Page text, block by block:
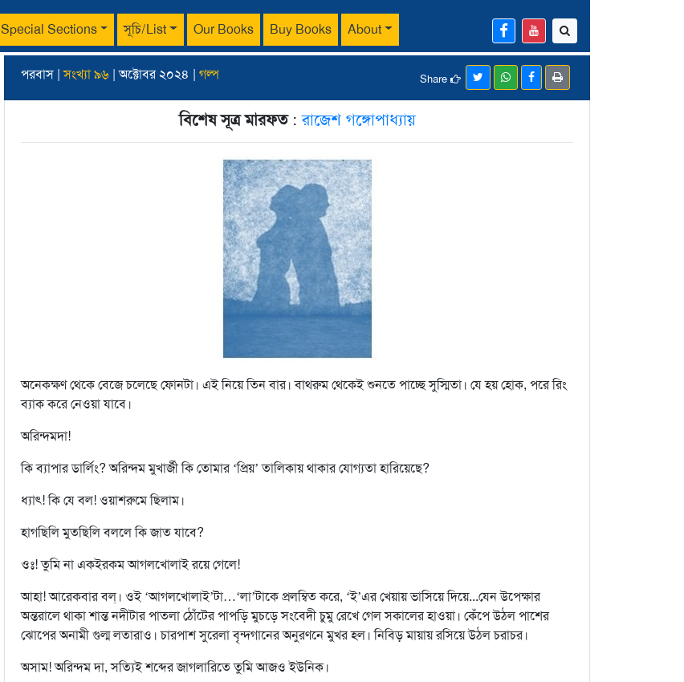
Special Sections সূচি/List Our Books Buy Books About
পরবাস |সংখ্যা ৯৬ | অক্টোবর ২০২৪ | গল্প Share
বিশেষ সূত্র মারফত:রাজেশ গঙ্গোপাধ্যায়
অনেকক্ষণ থেকে বেজে চলেছে ফোনটা। এই নিয়ে তিন বার। বাথরুম থেকেই শুনতে পাচ্ছে সুস্মিতা। যে হয় হোক, পরে রিং
ব্যাক করে নেওয়া যাবে।
অরিন্দমদা!
কি ব্যাপার ডার্লিং? অরিন্দম মুখার্জী কি তোমার ‘প্রিয়’ তালিকায় থাকার যোগ্যতা হারিয়েছে?
ধ্যাৎ! কি যে বল! ওয়াশরুমে ছিলাম।
হাগছিলি মুতছিলি বললে কি জাত যাবে?
ওঃ! তুমি না একইরকম আগলখোলাই রয়ে গেলে!
আহা! আরেকবার বল্। ওই ‘আগলখোলাই’টা…‘লা’টাকে প্রলম্বিত করে, ‘ই’এর খেয়ায় ভাসিয়ে দিয়ে...যেন উপেক্ষার
অন্তরালে থাকা শান্ত নদীটার পাতলা ঠোঁটের পাপড়ি মুচড়ে সংবেদী চুমু রেখে গেল সকালের হাওয়া। কেঁপে উঠল পাশের
ঝোপের অনামী গুল্ম লতারাও। চারপাশ সুরেলা বৃন্দগানের অনুরণনে মুখর হল। নিবিড় মায়ায় রসিয়ে উঠল চরাচর।
অসাম! অরিন্দম দা, সত্যিই শব্দের জাগলারিতে তুমি আজও ইউনিক।